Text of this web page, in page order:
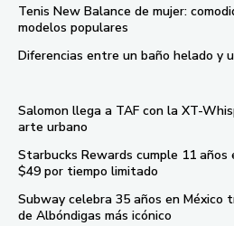
Tenis New Balance de mujer:
modelos populares
Diferencias entre un baño helado y
Salomon llega a TAF con la XT-
arte urbano
Starbucks Rewards cumple 11 años
$49 por tiempo limitado
Subway celebra 35 años en México
de Albóndigas más icónico